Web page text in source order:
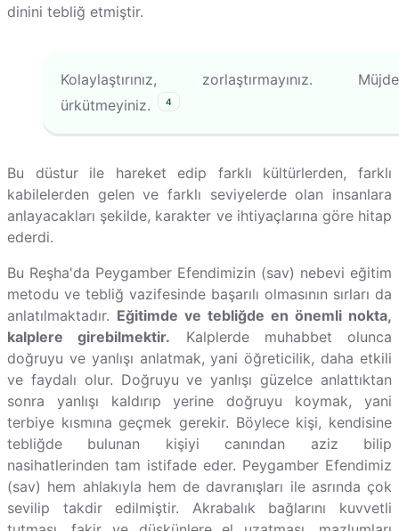
dinini tebliğ etmiştir.
Kolaylaştırınız, zorlaştırmayınız.
ürkütmeyiniz.
4
Bu düstur ile hareket edip farklı kültürlerden, farklı
kabilelerden gelen ve farklı seviyelerde olan insanlara
anlayacakları şekilde, karakter ve ihtiyaçlarına göre hitap
ederdi.
Bu Reşha'da Peygamber Efendimizin (sav) nebevi eğitim
metodu ve tebliğ vazifesinde başarılı olmasının sırları da
anlatılmaktadır. Eğitimde ve tebliğde en önemli nokta,
kalplere girebilmektir. Kalplerde muhabbet olunca
doğruyu ve yanlışı anlatmak, yani öğreticilik, daha etkili
ve faydalı olur. Doğruyu ve yanlışı güzelce anlattıktan
sonra yanlışı kaldırıp yerine doğruyu koymak, yani
terbiye kısmına geçmek gerekir. Böylece kişi, kendisine
tebliğde bulunan kişiyi canından aziz bilip
nasihatlerinden tam istifade eder. Peygamber Efendimiz
(sav) hem ahlakıyla hem de davranışları ile asrında çok
sevilip takdir edilmiştir. Akrabalık bağlarını kuvvetli